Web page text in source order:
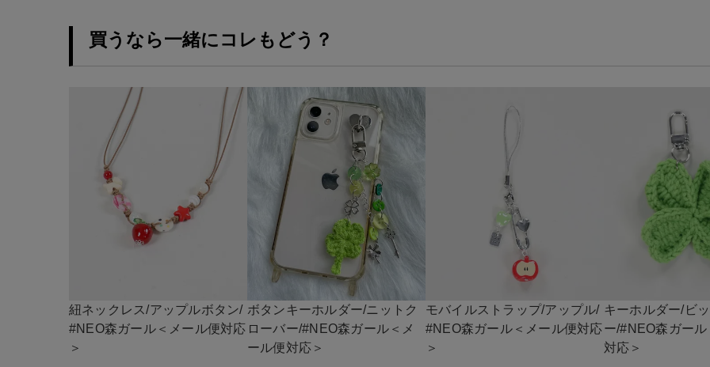
買うなら一緒にコレもどう？
紐ネックレス/アップルボタン/
#NEO森ガール＜メール便対応
＞
ボタンキーホルダー/ニットク
ローバー/#NEO森ガール＜メ
ール便対応＞
モバイルストラップ/アップル/
#NEO森ガール＜メール便対応
＞
キーホルダー/ビ
ー/#NEO森ガー
対応＞